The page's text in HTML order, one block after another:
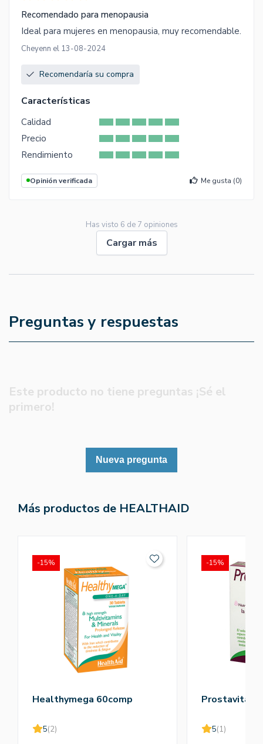
Recomendado para menopausia
Ideal para mujeres en menopausia, muy recomendable.
Cheyenn el 13-08-2024
Recomendaría su compra
Características
Calidad
Precio
Rendimiento
Opinión verificada Me gusta (0)
Has visto 6 de 7 opiniones
Cargar más
Preguntas y respuestas
Este producto no tiene preguntas ¡Sé el
primero!
Nueva pregunta
Más productos de HEALTHAID
Healthymega 60comp
5(2)
-15%
Prostavital
5(1)
-15%